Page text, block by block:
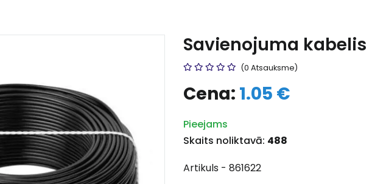
Savienojuma kabelis
(0 Atsauksme)
Cena: 1.05 €
Pieejams
Skaits noliktavā: 488
Artikuls - 861622